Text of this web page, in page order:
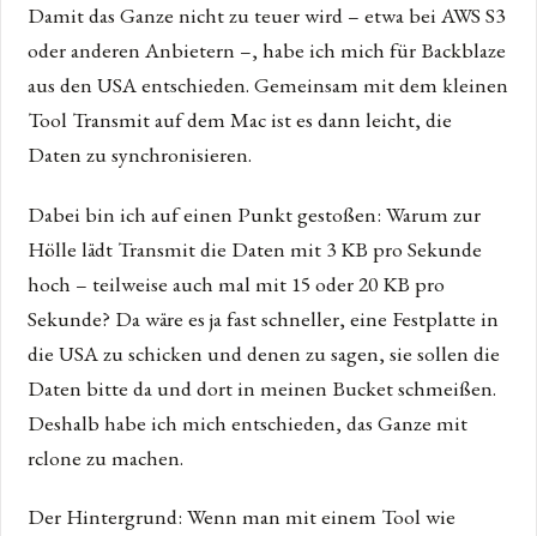
Damit das Ganze nicht zu teuer wird – etwa bei AWS S3
oder anderen Anbietern –, habe ich mich für Backblaze
aus den USA entschieden. Gemeinsam mit dem kleinen
Tool Transmit auf dem Mac ist es dann leicht, die
Daten zu synchronisieren.
Dabei bin ich auf einen Punkt gestoßen: Warum zur
Hölle lädt Transmit die Daten mit 3 KB pro Sekunde
hoch – teilweise auch mal mit 15 oder 20 KB pro
Sekunde? Da wäre es ja fast schneller, eine Festplatte in
die USA zu schicken und denen zu sagen, sie sollen die
Daten bitte da und dort in meinen Bucket schmeißen.
Deshalb habe ich mich entschieden, das Ganze mit
rclone zu machen.
Der Hintergrund: Wenn man mit einem Tool wie